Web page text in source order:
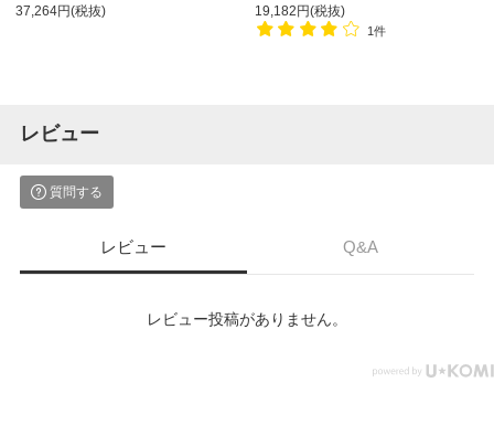
37,264円(税抜) 19,182円(税抜)
1件
レビュー
質問する
レビュー Q&A
レビュー投稿がありません。